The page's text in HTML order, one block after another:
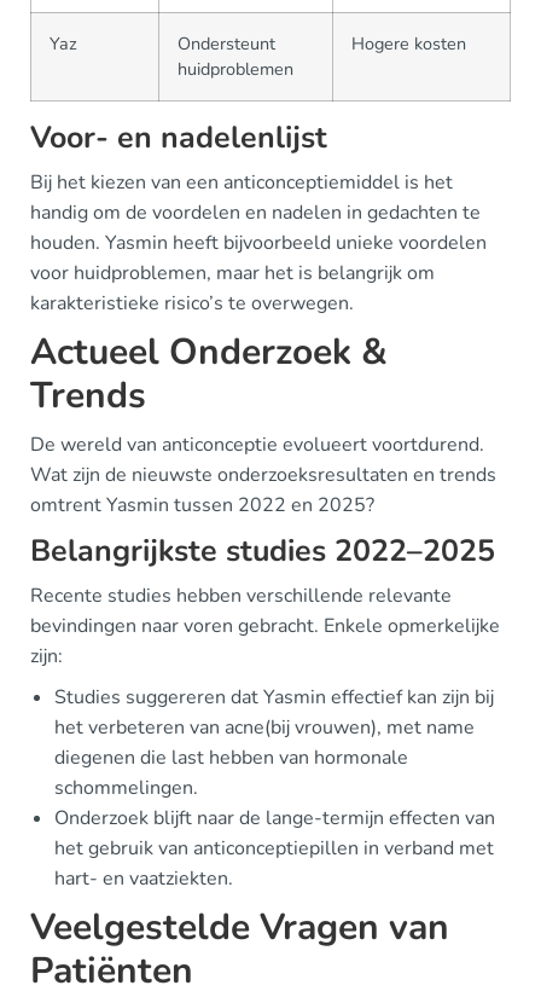
Yaz
Ondersteunt
huidproblemen
Hogere kosten
Voor- en nadelenlijst
Bij het kiezen van een anticonceptiemiddel is het
handig om de voordelen en nadelen in gedachten te
houden. Yasmin heeft bijvoorbeeld unieke voordelen
voor huidproblemen, maar het is belangrijk om
karakteristieke risico’s te overwegen.
Actueel Onderzoek &
Trends
De wereld van anticonceptie evolueert voortdurend.
Wat zijn de nieuwste onderzoeksresultaten en trends
omtrent Yasmin tussen 2022 en 2025?
Belangrijkste studies 2022–2025
Recente studies hebben verschillende relevante
bevindingen naar voren gebracht. Enkele opmerkelijke
zijn:
Studies suggereren dat Yasmin effectief kan zijn bij
het verbeteren van acne(bij vrouwen), met name
diegenen die last hebben van hormonale
schommelingen.
Onderzoek blijft naar de lange-termijn effecten van
het gebruik van anticonceptiepillen in verband met
hart- en vaatziekten.
Veelgestelde Vragen van
Patiënten